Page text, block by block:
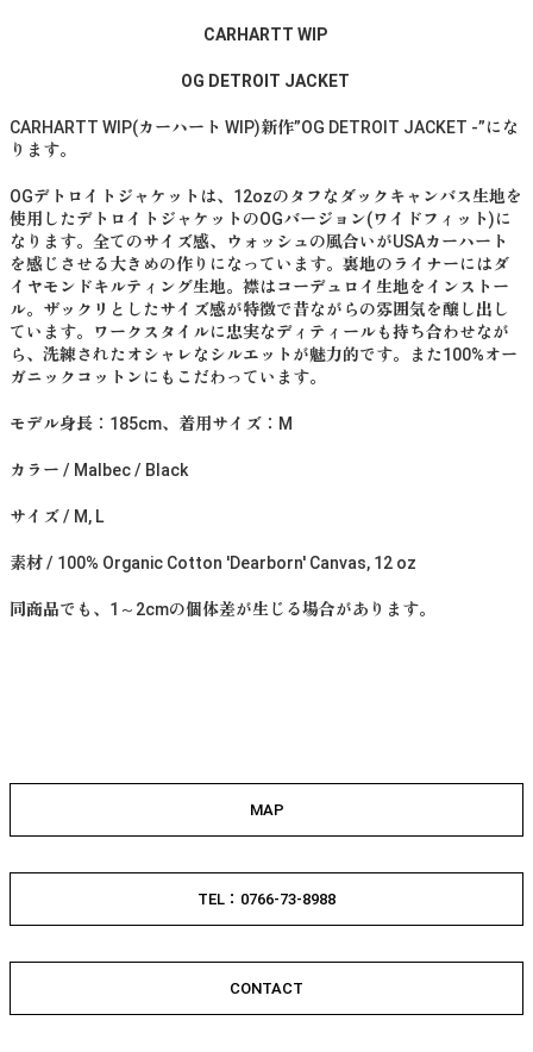
CARHARTT WIP
OG DETROIT JACKET
CARHARTT WIP(カーハート WIP)新作”OG DETROIT JACKET -”にな
ります。
OGデトロイトジャケットは、12ozのタフなダックキャンバス生地を
使用したデトロイトジャケットのOGバージョン(ワイドフィット)に
なります。全てのサイズ感、ウォッシュの風合いがUSAカーハート
を感じさせる大きめの作りになっています。裏地のライナーにはダ
イヤモンドキルティング生地。襟はコーデュロイ生地をインストー
ル。ザックリとしたサイズ感が特徴で昔ながらの雰囲気を醸し出し
ています。ワークスタイルに忠実なディティールも持ち合わせなが
ら、洗練されたオシャレなシルエットが魅力的です。また100%オー
ガニックコットンにもこだわっています。
モデル身長：185cm、着用サイズ：M
カラー / Malbec / Black
サイズ / M, L
素材 / 100% Organic Cotton 'Dearborn' Canvas, 12 oz
同商品でも、1～2cmの個体差が生じる場合があります。
MAP
TEL：0766-73-8988
CONTACT